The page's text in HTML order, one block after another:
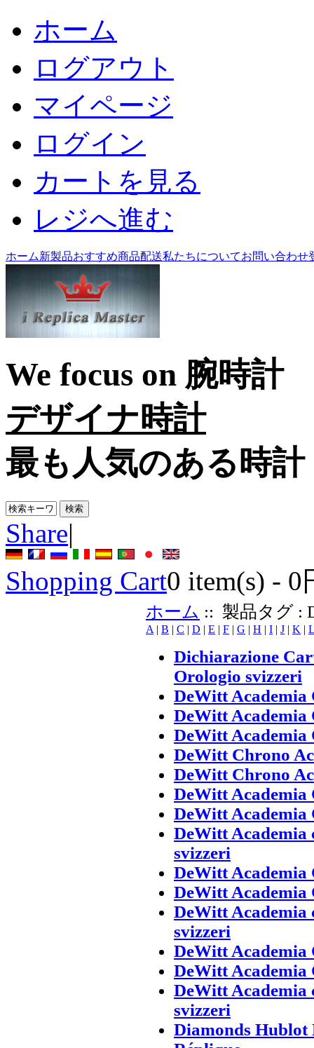
ホーム
ログアウト
マイページ
ログイン
カートを見る
レジへ進む
ホーム新製品おすすめ商品配送私たちについてお問い合わせ
We focus on 腕時計
デザイナ時計
最も人気のある時計
Share|
Shopping Cart0 item(s) - 0
ホーム :: 製品タグ :
A | B | C | D | E | F | G | H | I | J | K | L
Dichiarazione
Orologio svizzeri
DeWitt Academia
DeWitt Academia
DeWitt Academia
DeWitt Chrono
DeWitt Chrono
DeWitt Academia
DeWitt Academia
DeWitt Academia
svizzeri
DeWitt Academia
DeWitt Academia
DeWitt Academia
svizzeri
DeWitt Academia
DeWitt Academia
DeWitt Academia
svizzeri
Diamonds Hublot